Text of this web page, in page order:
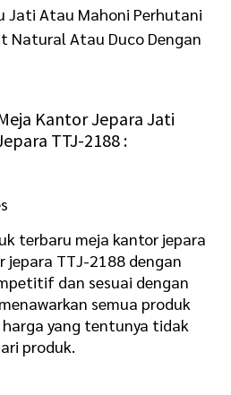
Jati Atau Mahoni Perhutani
Natural Atau Duco Dengan
Kantor Jepara Jati
TTJ-2188 :
terbaru meja kantor jepara
TTJ-2188 dengan
dan sesuai dengan
semua produk
yang tentunya tidak
produk.